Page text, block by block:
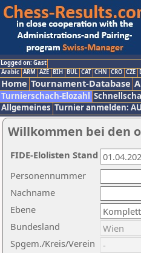
Logged on: Gast
Arabic ARM AZE BIH BUL CAT CHN CRO CZE
Home Tournament-Database
Turnierschach-Elozahl
Allgemeines Turnier anmelden:
Willkommen bei den
Nachname
Ebene
Personennummer
Bundesland
Spgem./Kreis/Verein
FIDE-Elolisten Stand